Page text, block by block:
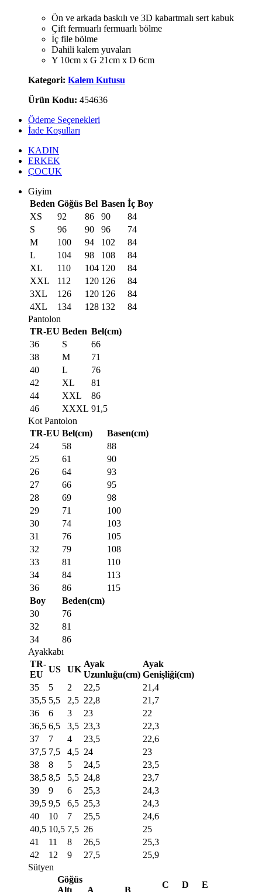
Ön ve arkada baskılı ve 3D kabartmalı sert kabuk
Çift fermuarlı fermuarlı bölme
İç file bölme
Dahili kalem yuvaları
Y 10cm x G 21cm x D 6cm
Kategori: Kalem Kutusu
Ürün Kodu: 454636
Ödeme Seçenekleri
İade Koşulları
KADIN
ERKEK
ÇOCUK
Giyim
Beden Göğüs Bel Basen İç Boy
XS
92 86 90
84
S
96 90 96
74
M
100 94 102
84
L
104 98 108
84
XL
110 104 120
84
XXL
112 120 126
84
3XL
126 120 126
84
4XL
134 128 132
84
Pantolon
TR-EU Beden Bel(cm)
36
S
66
38
M
71
40
L
76
42
XL
81
44
XXL
86
46
XXXL 91,5
Kot Pantolon
TR-EU Bel(cm)
Basen(cm)
24
58
88
25
61
90
26
64
93
27
66
95
28
69
98
29
71
100
30
74
103
31
76
105
32
79
108
33
81
110
34
84
113
36
86
115
Boy
Beden(cm)
30
76
32
81
34
86
Ayakkabı
TR-
EU
US UK
Ayak
Uzunluğu(cm)
Ayak
Genişliği(cm)
35
5 2 22,5
21,4
35,5 5,5 2,5 22,8
21,7
36
6 3 23
22
36,5 6,5 3,5 23,3
22,3
37
7 4 23,5
22,6
37,5 7,5 4,5 24
23
38
8 5 24,5
23,5
38,5 8,5 5,5 24,8
23,7
39
9 6 25,3
24,3
39,5 9,5 6,5 25,3
24,3
40
10 7 25,5
24,6
40,5 10,5 7,5 26
25
41
11 8 26,5
25,3
42
12 9 27,5
25,9
Sütyen
Göğüs
C
D
E